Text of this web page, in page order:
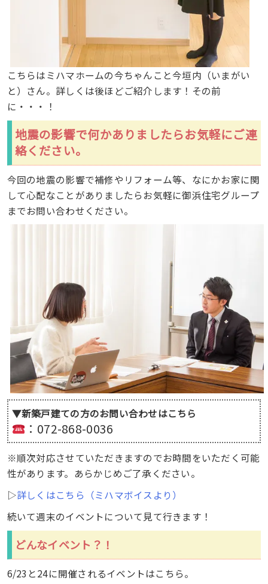
こちらはミハマホームの今ちゃんこと今垣内（いまがい
と）さん。詳しくは後ほどご紹介します！その前
に・・・！
地震の影響で何かありましたらお気軽にご連
絡ください。
今回の地震の影響で補修やリフォーム等、なにかお家に関
して心配なことがありましたらお気軽に御浜住宅グループ
までお問い合わせください。
▼新築戸建ての方のお問い合わせはこちら
：072-868-0036
※順次対応させていただきますのでお時間をいただく可能
性があります。あらかじめご了承ください。
▷詳しくはこちら（ミハマボイスより）
続いて週末のイベントについて見て行きます！
どんなイベント？！
6/23と24に開催されるイベントはこちら。